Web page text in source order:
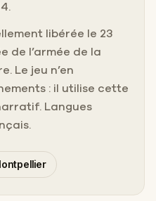
libérée le 23
de l’armée de la
Le jeu n’en
: il utilise cette
Langues